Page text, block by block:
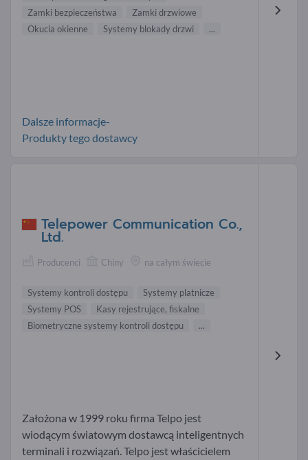
Zamki bezpieczeństwa
Zamki drzwiowe
Okucia okienne
Systemy blokady drzwi ...
Dalsze informacje-
Produkty tego dostawcy
Telepower Communication Co.,
Ltd.
Producenci Chiny na całym świecie
Systemy kontroli dostępu
Systemy platnicze
Systemy POS
Kasy rejestrujące, fiskalne
Biometryczne systemy kontroli dostępu
...
Założona w 1999 roku firma Telpo jest
wiodącym światowym dostawcą inteligentnych
terminali i rozwiązań. Telpo jest właścicielem